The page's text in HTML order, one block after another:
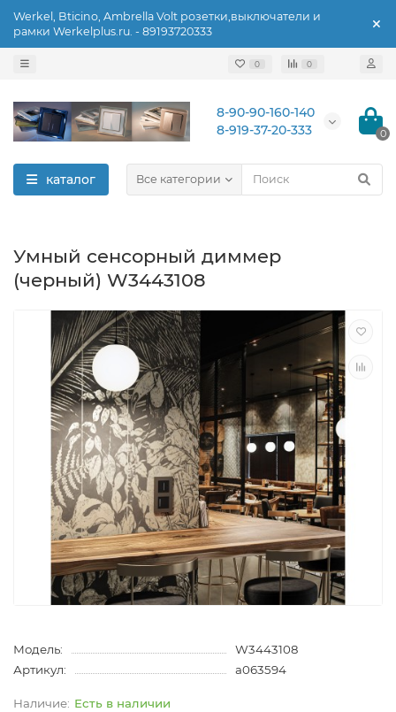
Werkel, Bticino, Ambrella Volt розетки,выключатели и
рамки Werkelplus.ru. - 89193720333
0 0
8-90-90-160-140
8-919-37-20-333
0
каталог Все категории
Умный сенсорный диммер
(черный) W3443108
Модель:
W3443108
Артикул:
a063594
Есть в наличии